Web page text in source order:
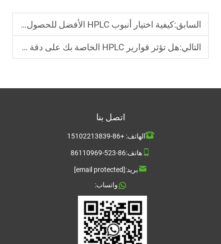
السابق:كيفية اختيار أنبوب HPLC الأفضل للحصول على نتائج متسقة؟
التالي:هل تؤثر قوارير HPLC الخاصة بك على دقة التحليل الخاص بك؟
اتصل بنا
الهاتف:+86-15102213839
هاتف:86-523-86110969
بريد:[email protected]
واتساب: